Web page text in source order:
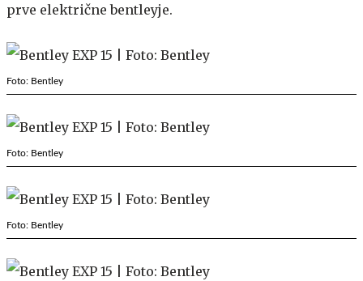
prve električne bentleyje.
Foto: Bentley
Foto: Bentley
Foto: Bentley